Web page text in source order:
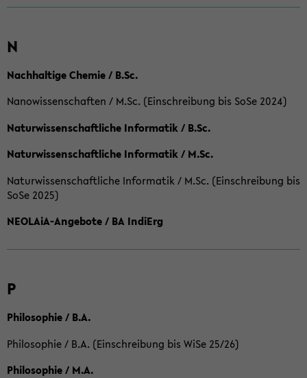
N
Nachhaltige Chemie / B.Sc.
Nanowissenschaften / M.Sc. (Einschreibung bis SoSe 2024)
Naturwissenschaftliche Informatik / B.Sc.
Naturwissenschaftliche Informatik / M.Sc.
Naturwissenschaftliche Informatik / M.Sc. (Einschreibung bis
SoSe 2025)
NEOLAiA-Angebote / BA IndiErg
P
Philosophie / B.A.
Philosophie / B.A. (Einschreibung bis WiSe 25/26)
Philosophie / M.A.